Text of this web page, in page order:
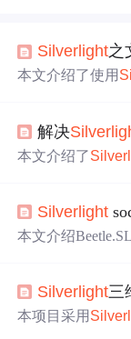
Silverlight之
本文介绍了使用
对文件分块发送
码实现和客户端
解决
本文介绍了
提及.NET
及Silverlight版本
Silverlight
本文介绍
Silverlight三
本项目采用